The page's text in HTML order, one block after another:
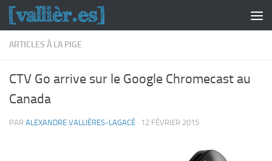
Skip to content
ARTICLES À LA PIGE
CTV Go arrive sur le Google Chromecast au
Canada
PAR ALEXANDRE VALLIÈRES-LAGACÉ · 12 FÉVRIER 2015